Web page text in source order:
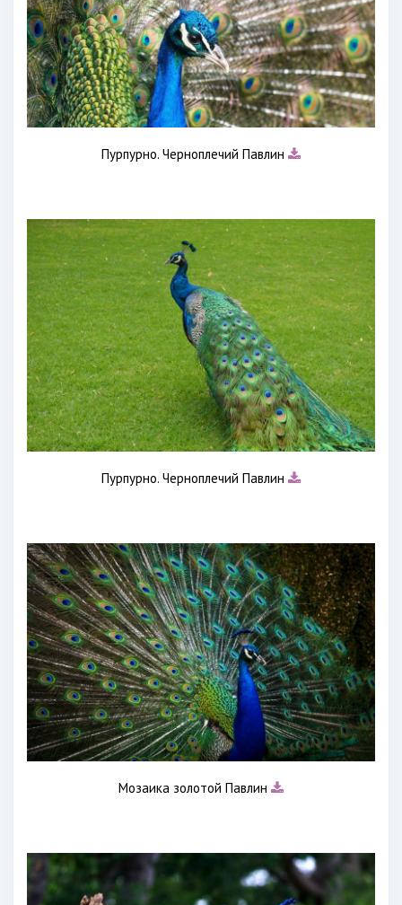
Пурпурно. Черноплечий Павлин
Пурпурно. Черноплечий Павлин
Мозаика золотой Павлин